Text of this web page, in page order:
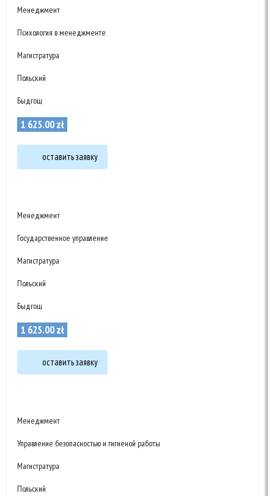
Менеджмент
Психология в менеджменте
Магистратура
Польский
Быдгощ
1 625.00zł
оставить заявку
Менеджмент
Государственное управление
Магистратура
Польский
Быдгощ
1 625.00zł
оставить заявку
Менеджмент
Управление безопасностью и гигиеной работы
Магистратура
Польский